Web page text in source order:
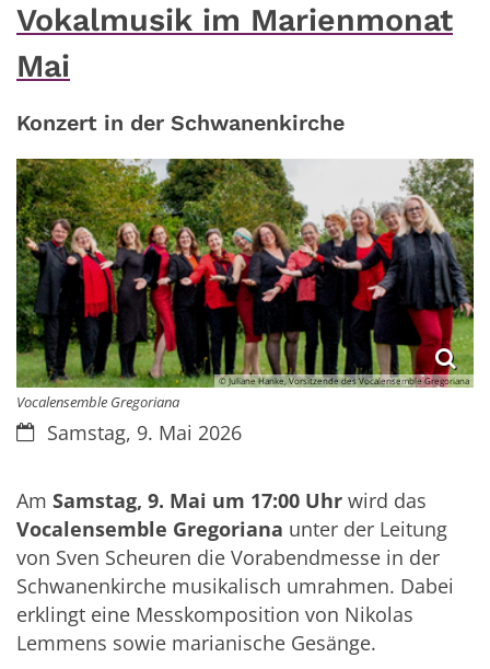
Vokalmusik im Marienmonat
Mai
Konzert in der Schwanenkirche
© Juliane Hanke, Vorsitzende des Vocalensemble Gregoriana
Vocalensemble Gregoriana
Datum:Samstag, 9. Mai 2026
Am Samstag, 9. Mai um 17:00 Uhr wird das
Vocalensemble Gregoriana unter der Leitung
von Sven Scheuren die Vorabendmesse in der
Schwanenkirche musikalisch umrahmen. Dabei
erklingt eine Messkomposition von Nikolas
Lemmens sowie marianische Gesänge.